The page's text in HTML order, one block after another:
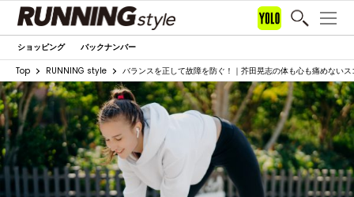
ショッピング バックナンバー
Top RUNNING style バランスを正して故障を防ぐ！｜芥田晃志の体も心も痛めない